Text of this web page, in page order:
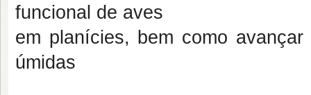
funcional de aves
em planícies, bem como
úmidas